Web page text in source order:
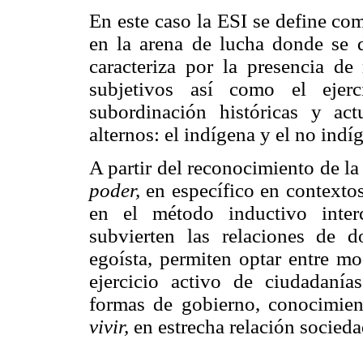
En este caso la ESI se define
en la arena de lucha donde
caracteriza por la presencia
subjetivos así como el
subordinación históricas y
alternos: el indígena y el no
A partir del reconocimiento de
poder, en específico en
en el método inductivo
subvierten las relaciones de
egoísta, permiten optar entre
ejercicio activo de
formas de gobierno,
vivir, en estrecha relación